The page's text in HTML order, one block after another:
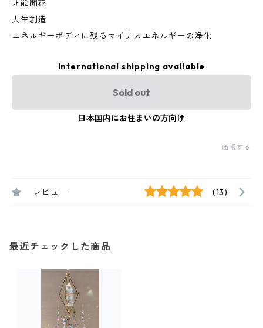
才能開花
人生創造
エネルギーボディに残るマイナスエネルギーの浄化
International shipping available
Sold out
日本国内にお住まいの方向け
通報する
レビュー (13)
最近チェックした商品